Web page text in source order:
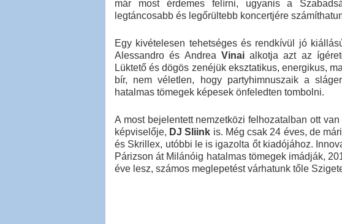
már most érdemes felírni, ugyanis a
legtáncosabb és legőrültebb koncertjére
Egy kivételesen tehetséges és rendkívül jó
Alessandro és Andrea Vinaialkotja azt az
Lüktető és dögös zenéjük eksztatikus, energikus,
bír, nem véletlen, hogy partyhimnuszaik a
hatalmas tömegek képesek önfeledten tombolni.
A most bejelentett nemzetközi felhozatalban ott
képviselője, DJ Sliink is. Még csak 24 éves, de
és Skrillex, utóbbi le is igazolta őt kiadójához.
Párizson át Milánóig hatalmas tömegek imádják,
éve lesz, számos meglepetést várhatunk tőle